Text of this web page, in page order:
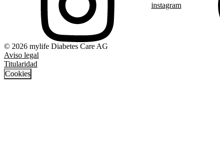
instagram
© 2026 mylife Diabetes Care AG
Aviso legal
Titularidad
Cookies